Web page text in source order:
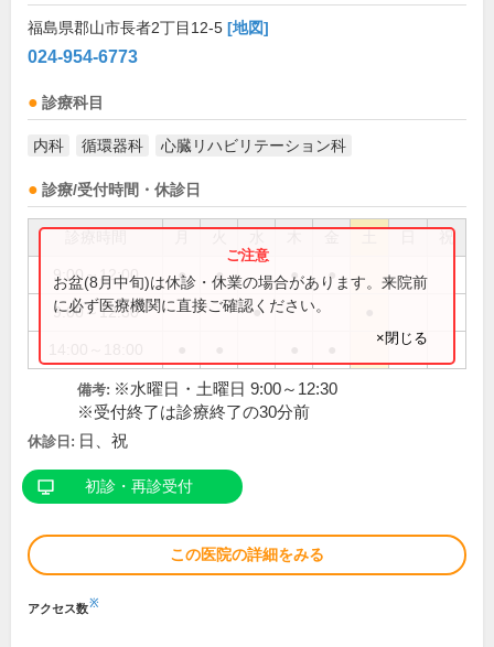
福島県郡山市長者2丁目12-5 [地図]
024-954-6773
診療科目
内科 循環器科 心臓リハビリテーション科
診療/受付時間・休診日
祝
9:00～12:00 ● ● ● ●
9:00～12:30 ●
お盆(8月中旬)は休診・休業の場合があります。来院前
に必ず医療機関に直接ご確認ください。
×閉じる
備考: ※水曜日・土曜日 9:00～12:30
※受付終了は診療終了の30分前
休診日: 日、祝
初診・再診受付
この医院の詳細をみる
アクセス数※